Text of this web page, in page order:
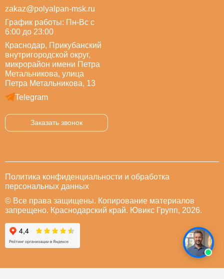
zakaz@polyalpan-msk.ru
График работы: Пн-Вс с
6:00 до 23:00
Краснодар, Прикубанский
внутригородской округ,
микрорайон имени Петра
Метальникова, улица
Петра Метальникова, 13
Telegram
Заказать звонок
Политика конфиденциальности и обработка
персональных данных
© Все права защищены. Копирование материалов
запрещено. Краснодарский край. Ювикс Групп, 2026.